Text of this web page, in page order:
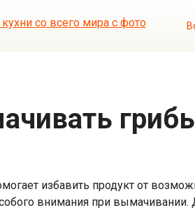
избавить продукт от
внимания при